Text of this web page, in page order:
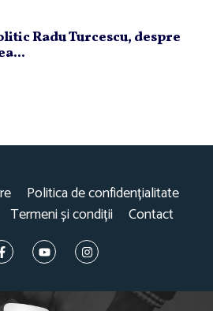
Radu Turcescu, despre
Politica de confidențialitate
Termeni și condiții Contact